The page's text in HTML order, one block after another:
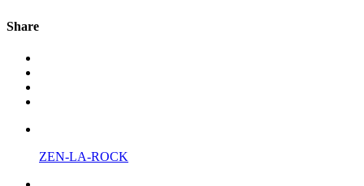
Share
ZEN-LA-ROCK